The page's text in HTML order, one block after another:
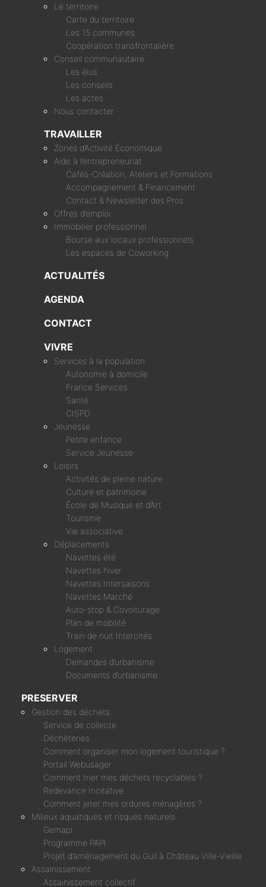
Le territoire
Carte du territoire
Les 15 communes
Coopération transfrontalière
Conseil communautaire
Les élus
Les conseils
Les actes
Nous contacter
TRAVAILLER
Zones d’Activité Économique
Aide à l’entrepreneuriat
Cafés-Création, Ateliers et Formations
Accompagnement & Financement
Contact & Newsletter des Pros
Offres d’emploi
Immobilier professionnel
Bourse aux locaux professionnels
Les espaces de Coworking
ACTUALITÉS
AGENDA
CONTACT
VIVRE
Services à la population
Autonomie à domicile
France Services
Santé
CISPD
Jeunesse
Petite enfance
Service Jeunesse
Loisirs
Activités de pleine nature
Culture et patrimoine
École de Musique et d’Art
Tourisme
Vie associative
Déplacements
Navettes été
Navettes hiver
Navettes Intersaisons
Navettes Marché
Auto-stop & Covoiturage
Plan de mobilité
Train de nuit Intercités
Logement
Demandes d’urbanisme
Documents d’urbanisme
PRESERVER
Gestion des déchets
Service de collecte
Déchèteries
Comment organiser mon logement touristique ?
Portail Webusager
Comment trier mes déchets recyclables ?
Redevance Incitative
Comment jeter mes ordures ménagères ?
Milieux aquatiques et risques naturels
Gemapi
Programme PAPI
Projet d’aménagement du Guil à Château Ville-Vieille
Assainissement
Assainissement collectif